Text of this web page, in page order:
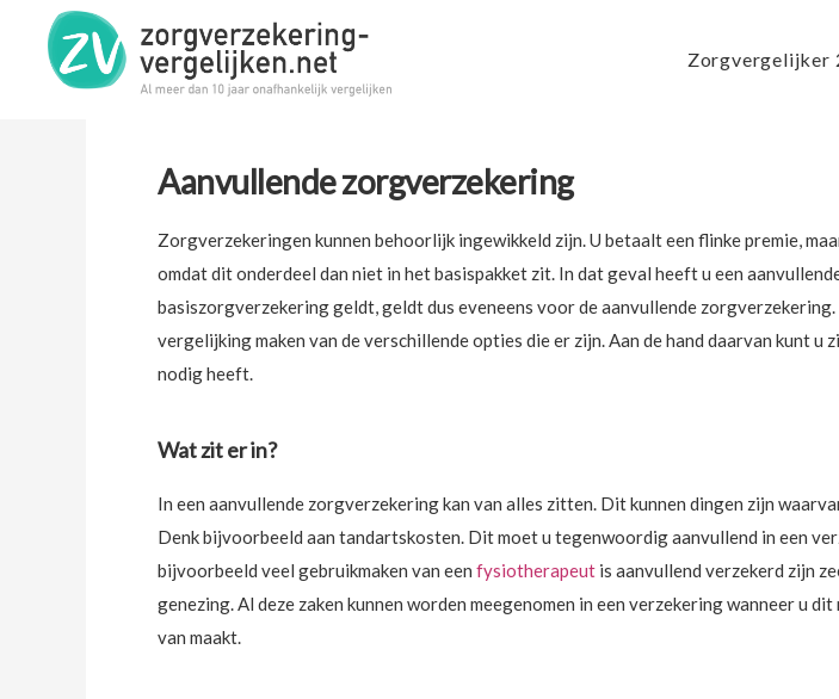
Zorgvergelijker
U bent hier: Home»Aanvullende zorgverzekering
Aanvullende zorgverzekering
Zorgverzekeringen kunnen behoorlijk ingewikkeld zijn. U betaalt een flinke premie,
omdat dit onderdeel dan niet in het basispakket zit. In dat geval heeft u een
basiszorgverzekering geldt, geldt dus eveneens voor de aanvullende
vergelijking maken van de verschillende opties die er zijn. Aan de hand daarvan kunt
nodig heeft.
Wat zit er in?
In een aanvullende zorgverzekering kan van alles zitten. Dit kunnen dingen zijn
Denk bijvoorbeeld aan tandartskosten. Dit moet u tegenwoordig aanvullend in een
bijvoorbeeld veel gebruikmaken van een fysiotherapeut is aanvullend verzekerd zijn
genezing. Al deze zaken kunnen worden meegenomen in een verzekering wanneer u
van maakt.